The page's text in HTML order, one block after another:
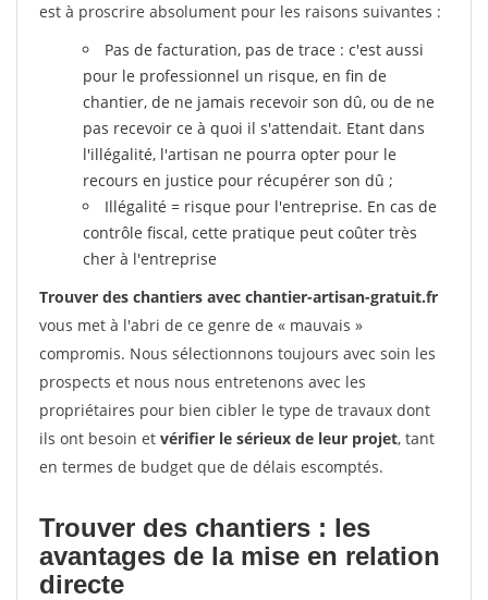
est à proscrire absolument pour les raisons suivantes :
Pas de facturation, pas de trace : c'est aussi
pour le professionnel un risque, en fin de
chantier, de ne jamais recevoir son dû, ou de ne
pas recevoir ce à quoi il s'attendait. Etant dans
l'illégalité, l'artisan ne pourra opter pour le
recours en justice pour récupérer son dû ;
Illégalité = risque pour l'entreprise. En cas de
contrôle fiscal, cette pratique peut coûter très
cher à l'entreprise
Trouver des chantiers avec chantier-artisan-gratuit.fr
vous met à l'abri de ce genre de « mauvais »
compromis. Nous sélectionnons toujours avec soin les
prospects et nous nous entretenons avec les
propriétaires pour bien cibler le type de travaux dont
ils ont besoin et vérifier le sérieux de leur projet, tant
en termes de budget que de délais escomptés.
Trouver des chantiers : les
avantages de la mise en relation
directe